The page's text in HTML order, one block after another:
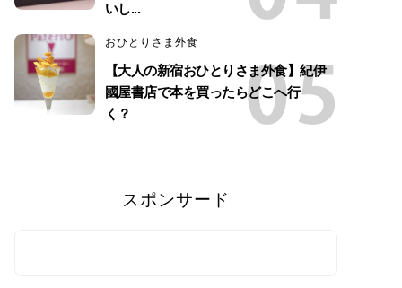
いし...
おひとりさま外食
【大人の新宿おひとりさま外食】紀伊
國屋書店で本を買ったらどこへ行
く？
スポンサード